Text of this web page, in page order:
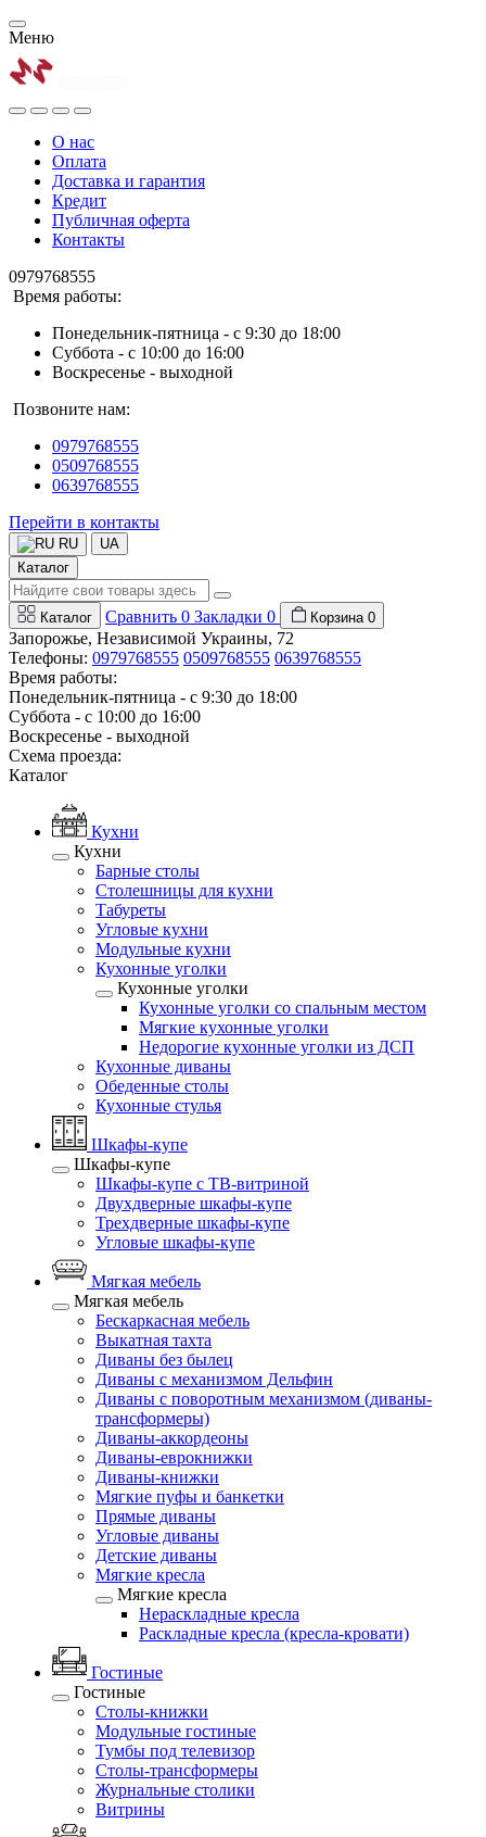
Меню
О нас
Оплата
Доставка и гарантия
Кредит
Публичная оферта
Контакты
0979768555
Время работы:
Понедельник-пятница - с 9:30 до 18:00
Суббота - с 10:00 до 16:00
Воскресенье - выходной
Позвоните нам:
0979768555
0509768555
0639768555
Перейти в контакты
RU
UA
Каталог
Каталог Сравнить 0 Закладки 0 Корзина 0
Запорожье, Независимой Украины, 72
Телефоны: 0979768555 0509768555 0639768555
Время работы:
Понедельник-пятница - с 9:30 до 18:00
Суббота - с 10:00 до 16:00
Воскресенье - выходной
Схема проезда:
Каталог
Кухни
Кухни
Барные столы
Столешницы для кухни
Табуреты
Угловые кухни
Модульные кухни
Кухонные уголки
Кухонные уголки
Кухонные уголки со спальным местом
Мягкие кухонные уголки
Недорогие кухонные уголки из ДСП
Кухонные диваны
Обеденные столы
Кухонные стулья
Шкафы-купе
Шкафы-купе
Шкафы-купе с ТВ-витриной
Двухдверные шкафы-купе
Трехдверные шкафы-купе
Угловые шкафы-купе
Мягкая мебель
Мягкая мебель
Бескаркасная мебель
Выкатная тахта
Диваны без былец
Диваны с механизмом Дельфин
Диваны с поворотным механизмом (диваны-
трансформеры)
Диваны-аккордеоны
Диваны-еврокнижки
Диваны-книжки
Мягкие пуфы и банкетки
Прямые диваны
Угловые диваны
Детские диваны
Мягкие кресла
Мягкие кресла
Нераскладные кресла
Раскладные кресла (кресла-кровати)
Гостиные
Гостиные
Столы-книжки
Модульные гостиные
Тумбы под телевизор
Столы-трансформеры
Журнальные столики
Витрины